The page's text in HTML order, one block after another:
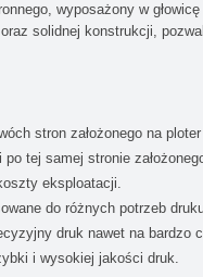
wyposażony w
solidnej konstrukcji,
stron założonego na ploter
tej samej stronie
eksploatacji.
do różnych potrzeb
druk nawet na bardzo
i wysokiej jakości druk.